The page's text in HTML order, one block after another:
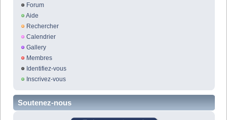
Forum
Aide
Rechercher
Calendrier
Gallery
Membres
Identifiez-vous
Inscrivez-vous
Soutenez-nous